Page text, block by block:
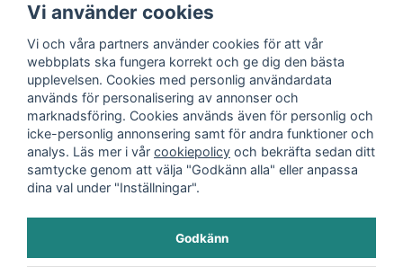
Vi använder cookies
Vi och våra partners använder cookies för att vår
webbplats ska fungera korrekt och ge dig den bästa
upplevelsen. Cookies med personlig användardata
används för personalisering av annonser och
marknadsföring. Cookies används även för personlig och
icke-personlig annonsering samt för andra funktioner och
analys. Läs mer i vår cookiepolicy och bekräfta sedan ditt
samtycke genom att välja "Godkänn alla" eller anpassa
dina val under "Inställningar".
Godkänn